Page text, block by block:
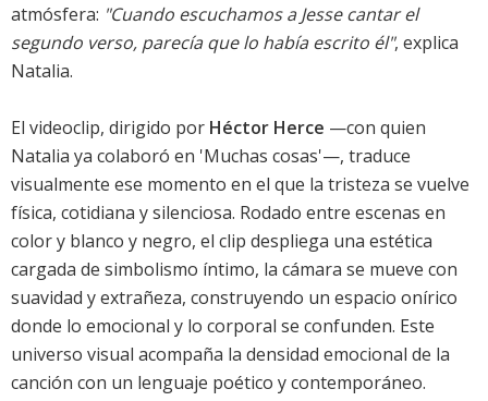
atmósfera: "Cuando escuchamos a Jesse cantar el
segundo verso, parecía que lo había escrito él", explica
Natalia.
El videoclip, dirigido por Héctor Herce —con quien
Natalia ya colaboró en 'Muchas cosas'—, traduce
visualmente ese momento en el que la tristeza se vuelve
física, cotidiana y silenciosa. Rodado entre escenas en
color y blanco y negro, el clip despliega una estética
cargada de simbolismo íntimo, la cámara se mueve con
suavidad y extrañeza, construyendo un espacio onírico
donde lo emocional y lo corporal se confunden. Este
universo visual acompaña la densidad emocional de la
canción con un lenguaje poético y contemporáneo.